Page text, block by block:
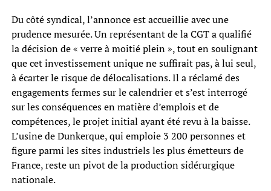
Du côté syndical, l’annonce est accueillie avec une
prudence mesurée. Un représentant de la CGT a qualifié
la décision de « verre à moitié plein », tout en soulignant
que cet investissement unique ne suffirait pas, à lui seul,
à écarter le risque de délocalisations. Il a réclamé des
engagements fermes sur le calendrier et s’est interrogé
sur les conséquences en matière d’emplois et de
compétences, le projet initial ayant été revu à la baisse.
L’usine de Dunkerque, qui emploie 3 200 personnes et
figure parmi les sites industriels les plus émetteurs de
France, reste un pivot de la production sidérurgique
nationale.